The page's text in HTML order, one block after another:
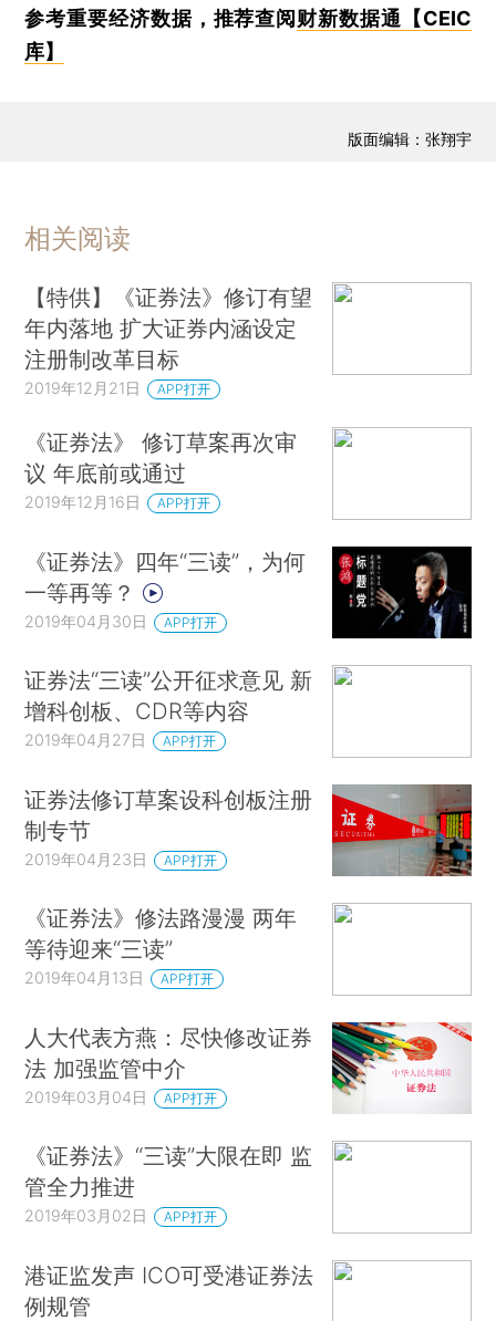
参考重要经济数据，推荐查阅财新数据通【CEIC
库】
版面编辑：张翔宇
相关阅读
【特供】《证券法》修订有望
年内落地 扩大证券内涵设定
注册制改革目标
2019年12月21日 APP打开
《证券法》 修订草案再次审
议 年底前或通过
2019年12月16日 APP打开
《证券法》四年“三读”，为何
一等再等？
2019年04月30日 APP打开
证券法“三读”公开征求意见 新
增科创板、CDR等内容
2019年04月27日 APP打开
证券法修订草案设科创板注册
制专节
2019年04月23日 APP打开
《证券法》修法路漫漫 两年
等待迎来“三读”
2019年04月13日 APP打开
人大代表方燕：尽快修改证券
法 加强监管中介
2019年03月04日 APP打开
《证券法》“三读”大限在即 监
管全力推进
2019年03月02日 APP打开
港证监发声 ICO可受港证券法
例规管